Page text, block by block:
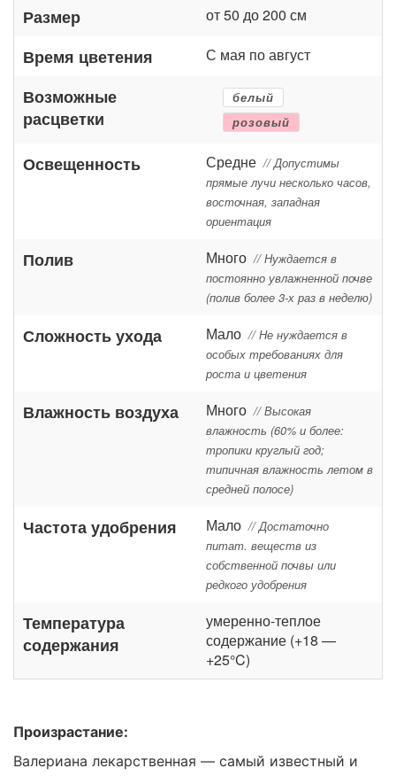
Размер от 50 до 200 см
Время цветения С мая по август
Возможные
расцветки
белый
розовый
Освещенность Средне // Допустимы
прямые лучи несколько часов,
восточная, западная
ориентация
Полив Много // Нуждается в
постоянно увлажненной почве
(полив более 3-х раз в неделю)
Сложность ухода Мало // Не нуждается в
особых требованиях для
роста и цветения
Влажность воздуха Много // Высокая
влажность (60% и более:
тропики круглый год;
типичная влажность летом в
средней полосе)
Частота удобрения Мало // Достаточно
питат. веществ из
собственной почвы или
редкого удобрения
Температура
содержания
умеренно-теплое
содержание (+18 —
+25°C)
Произрастание:
Валериана лекарственная — самый известный и